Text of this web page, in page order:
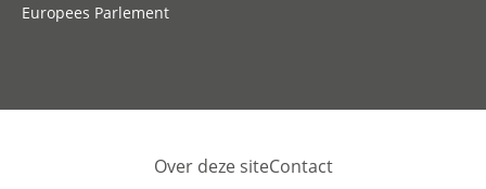
Europees Parlement
Over deze siteContact